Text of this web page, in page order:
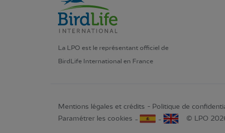
La LPO est le représentant officiel de
BirdLife International en France
Mentions légales et crédits Politique de
Paramétrer les cookies
© LPO